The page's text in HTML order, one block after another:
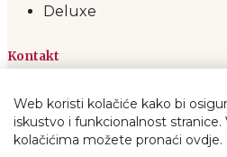
Deluxe
Kontakt
+385 1 3700 733
Web koristi kolačiće kako bi
iskustvo i funkcionalnost stranice.
kolačićima možete pronaći ovdje.